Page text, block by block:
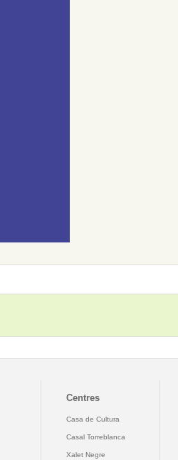
Centres
Casa de Cultura
Casal Torreblanca
Xalet Negre